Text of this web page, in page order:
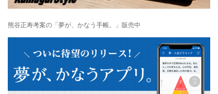
熊谷正寿考案の「夢が、かなう手帳。」販売中